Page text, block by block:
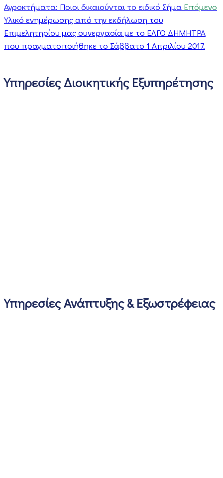
Αγροκτήματα: Ποιοι δικαιούνται το ειδικό Σήμα Επόμενο
Υλικό ενημέρωσης από την εκδήλωση του
Επιμελητηρίου μας συνεργασία με το ΕΛΓΟ ΔΗΜΗΤΡΑ
που πραγματοποιήθηκε το Σάββατο 1 Απριλίου 2017.
Υπηρεσίες Διοικητικής Εξυπηρέτησης
Υπηρεσίες Ανάπτυξης & Εξωστρέφειας